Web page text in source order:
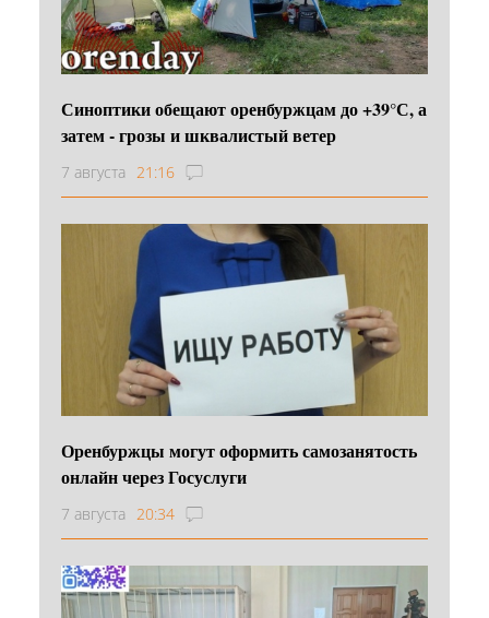
Синоптики обещают оренбуржцам до +39°С, а
затем - грозы и шквалистый ветер
7 августа 21:16
Оренбуржцы могут оформить самозанятость
онлайн через Госуслуги
7 августа 20:34